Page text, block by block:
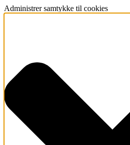
Administrer samtykke til cookies